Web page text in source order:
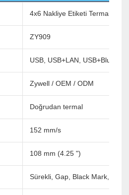
4x6 Nakliye Etiketi Termal
ZY909
USB, USB+LAN,
Zywell / OEM / ODM
Doğrudan termal
152 mm/s
108 mm (4.25 ")
Sürekli, Gap, Black Mark, Fan